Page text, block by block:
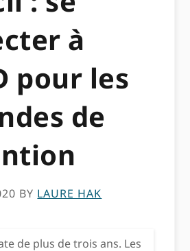
à
pour les
de
BY LAURE HAK
de plus de trois ans. Les